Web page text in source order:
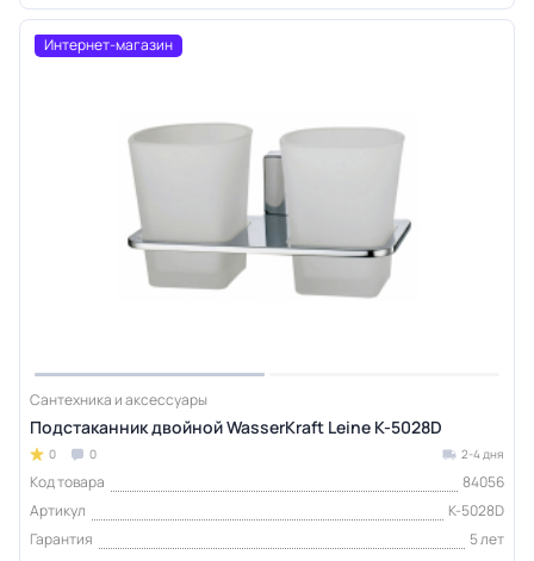
Интернет-магазин
Сантехника и аксессуары
Подстаканник двойной WasserKraft Leine K-5028D
0 0 2-4 дня
Код товара
84056
Артикул
K-5028D
Гарантия
5 лет